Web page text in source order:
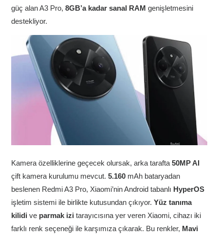
güç alan A3 Pro, 8GB’a kadar sanal RAM genişletmesini
destekliyor.
Kamera özelliklerine geçecek olursak, arka tarafta 50MP AI
çift kamera kurulumu mevcut. 5.160mAh bataryadan
beslenen Redmi A3 Pro, Xiaomi’nin Android tabanlı HyperOS
işletim sistemi ile birlikte kutusundan çıkıyor. Yüz tanıma
kilidi ve parmak izi tarayıcısına yer veren Xiaomi, cihazı iki
farklı renk seçeneği ile karşımıza çıkarak. Bu renkler, Mavi